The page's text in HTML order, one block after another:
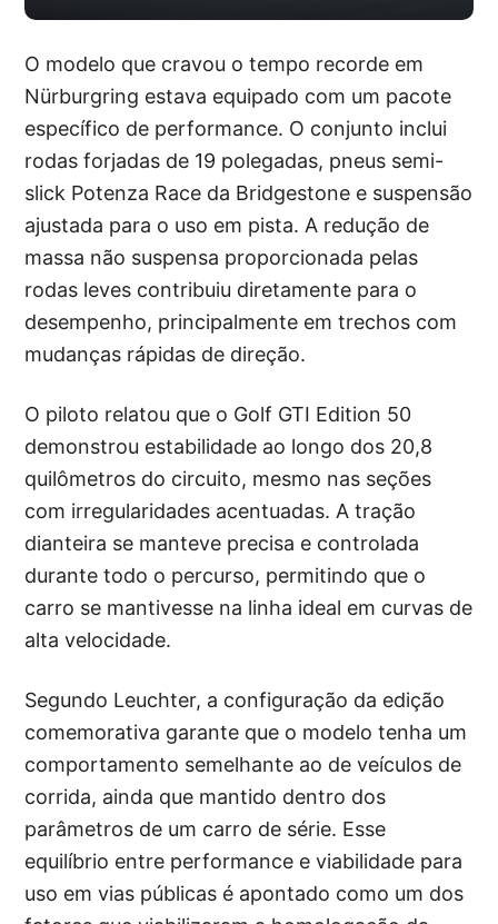
O modelo que cravou o tempo recorde em
Nürburgring estava equipado com um pacote
específico de performance. O conjunto inclui
rodas forjadas de 19 polegadas, pneus semi-
slick Potenza Race da Bridgestone e suspensão
ajustada para o uso em pista. A redução de
massa não suspensa proporcionada pelas
rodas leves contribuiu diretamente para o
desempenho, principalmente em trechos com
mudanças rápidas de direção.
O piloto relatou que o Golf GTI Edition 50
demonstrou estabilidade ao longo dos 20,8
quilômetros do circuito, mesmo nas seções
com irregularidades acentuadas. A tração
dianteira se manteve precisa e controlada
durante todo o percurso, permitindo que o
carro se mantivesse na linha ideal em curvas de
alta velocidade.
Segundo Leuchter, a configuração da edição
comemorativa garante que o modelo tenha um
comportamento semelhante ao de veículos de
corrida, ainda que mantido dentro dos
parâmetros de um carro de série. Esse
equilíbrio entre performance e viabilidade para
uso em vias públicas é apontado como um dos